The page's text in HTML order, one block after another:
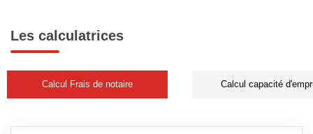
Les calculatrices
Calcul Frais de notaire Calcul capacité